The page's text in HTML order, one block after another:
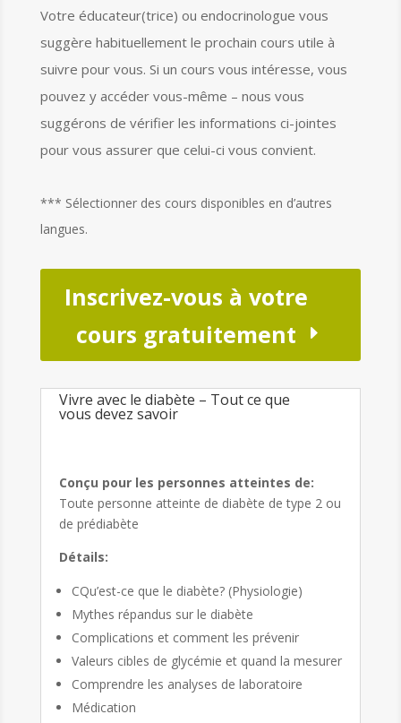
Votre éducateur(trice) ou endocrinologue vous
suggère habituellement le prochain cours utile à
suivre pour vous. Si un cours vous intéresse, vous
pouvez y accéder vous-même – nous vous
suggérons de vérifier les informations ci-jointes
pour vous assurer que celui-ci vous convient.
*** Sélectionner des cours disponibles en d’autres
langues.
Inscrivez-vous à votre
cours gratuitement
Vivre avec le diabète – Tout ce que
vous devez savoir
Conçu pour les personnes atteintes de:
Toute personne atteinte de diabète de type 2 ou
de prédiabète
Détails:
CQu’est-ce que le diabète? (Physiologie)
Mythes répandus sur le diabète
Complications et comment les prévenir
Valeurs cibles de glycémie et quand la mesurer
Comprendre les analyses de laboratoire
Médication